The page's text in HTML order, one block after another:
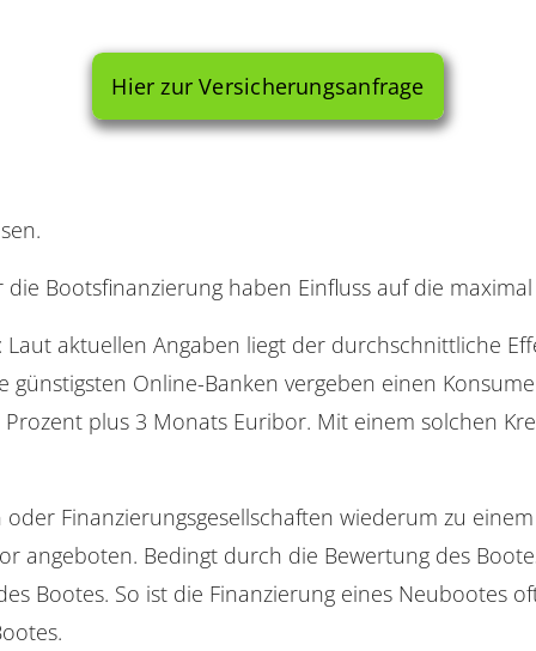
Hier zur Versicherungsanfrage
Bootsfinanzierung haben Einfluss auf die
aktuellen Angaben liegt der durchschnittliche
günstigsten Online-Banken vergeben einen
plus 3 Monats Euribor. Mit einem solchen
Finanzierungsgesellschaften wiederum zu
angeboten. Bedingt durch die Bewertung des
Bootes. So ist die Finanzierung eines Neubootes